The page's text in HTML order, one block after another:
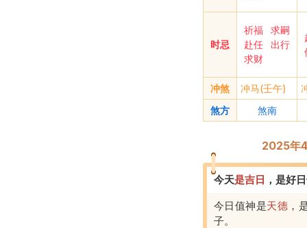
时忌
祈福
求嗣
赴任
出行
求财
冲煞 冲马(壬午)
煞方
煞南
2025年
今天是吉 日 ， 是好
今日值神是天德 ，
子。